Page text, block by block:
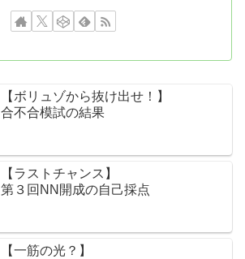
【ボリュゾから抜け出せ！】
合不合模試の結果
【ラストチャンス】
第３回NN開成の自己採点
【一筋の光？】